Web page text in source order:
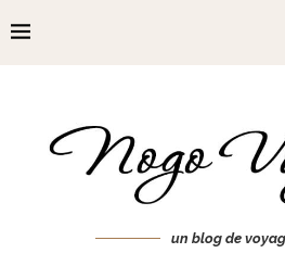
un blog de